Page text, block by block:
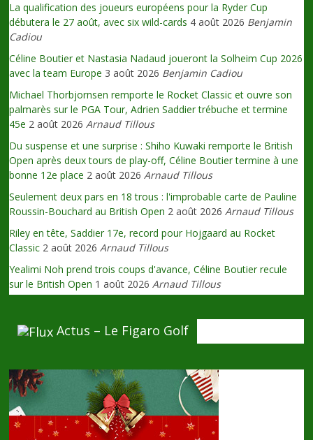
La qualification des joueurs européens pour la Ryder Cup
débutera le 27 août, avec six wild-cards 4 août 2026 Benjamin
Cadiou
Céline Boutier et Nastasia Nadaud joueront la Solheim Cup 2026
avec la team Europe 3 août 2026 Benjamin Cadiou
Michael Thorbjornsen remporte le Rocket Classic et ouvre son
palmarès sur le PGA Tour, Adrien Saddier trébuche et termine
45e 2 août 2026 Arnaud Tillous
Du suspense et une surprise : Shiho Kuwaki remporte le British
Open après deux tours de play-off, Céline Boutier termine à une
bonne 12e place 2 août 2026 Arnaud Tillous
Seulement deux pars en 18 trous : l'improbable carte de Pauline
Roussin-Bouchard au British Open 2 août 2026 Arnaud Tillous
Riley en tête, Saddier 17e, record pour Hojgaard au Rocket
Classic 2 août 2026 Arnaud Tillous
Yealimi Noh prend trois coups d'avance, Céline Boutier recule
sur le British Open 1 août 2026 Arnaud Tillous
Actus – Le Figaro Golf